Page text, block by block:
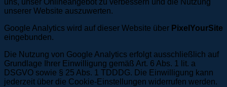
uns, unser Onlineangebot zu verbessern und die Nutzung
unserer Website auszuwerten.
Google Analytics wird auf dieser Website über PixelYourSite
eingebunden.
Die Nutzung von Google Analytics erfolgt ausschließlich auf
Grundlage Ihrer Einwilligung gemäß Art. 6 Abs. 1 lit. a
DSGVO sowie § 25 Abs. 1 TDDDG. Die Einwilligung kann
jederzeit über die Cookie-Einstellungen widerrufen werden.